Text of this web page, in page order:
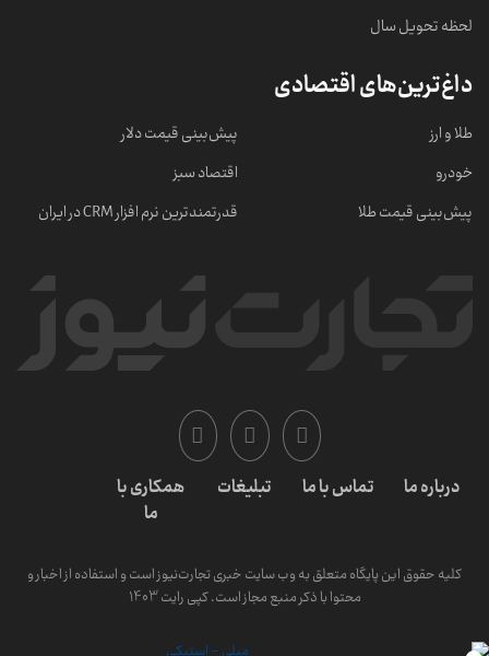
لحظه تحویل سال
داغ‌ترین‌های اقتصادی
طلا و ارز
خودرو
پیش‌بینی قیمت طلا
پیش‌بینی قیمت دلار
اقتصاد سبز
قدرتمندترین نرم‌ افزار CRM در ایران
درباره ما تماس با ما تبلیغات
همکاری با
ما
کلیه حقوق این پایگاه متعلق به وب سایت خبری تجارت‌نیوز است و استفاده از اخبار و
محتوا با ذکر منبع مجاز است. کپی رایت 1403